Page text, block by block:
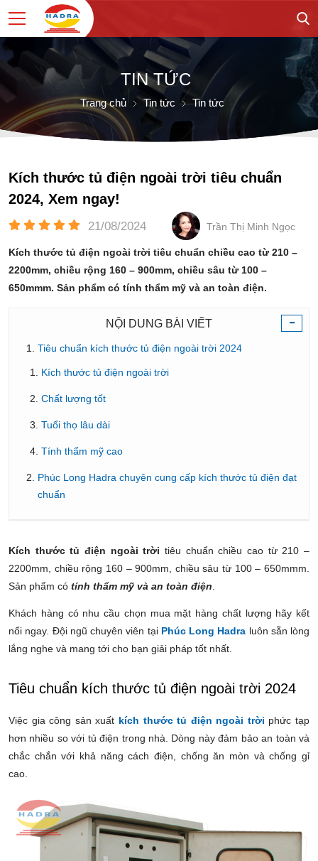
TIN TỨC
Trang chủ Tin tức Tin tức
Kích thước tủ điện ngoài trời tiêu chuẩn
2024, Xem ngay!
21/08/2024 Trần Thị Minh Ngọc
Kích thước tủ điện ngoài trời tiêu chuẩn chiều cao từ 210 –
2200mm, chiều rộng 160 – 900mm, chiều sâu từ 100 –
650mmm. Sản phẩm có tính thẩm mỹ và an toàn điện.
-
NỘI DUNG BÀI VIẾT
Tiêu chuẩn kích thước tủ điện ngoài trời 2024
Kích thước tủ điện ngoài trời
Chất lượng tốt
Tuổi thọ lâu dài
Tính thẩm mỹ cao
Phúc Long Hadra chuyên cung cấp kích thước tủ điện đạt
chuẩn
Kích thước tủ điện ngoài trời tiêu chuẩn chiều cao từ 210 –
2200mm, chiều rộng 160 – 900mm, chiều sâu từ 100 – 650mmm.
Sản phẩm có tính thẩm mỹ và an toàn điện
Khách hàng có nhu cầu chọn mua mặt hàng chất lượng hãy kết
nối ngay. Đội ngũ chuyên viên tại Phúc Long Hadra luôn sẵn lòng
lắng nghe và mang tới cho bạn giải pháp tốt nhất.
Tiêu chuẩn kích thước tủ điện ngoài trời 2024
Việc gia công sản xuất kích thước tủ điện ngoài trời phức tạp
hơn nhiều so với tủ điện trong nhà. Dòng này đảm bảoan toàn và
chắc chắn với khả năng cách điện, chống ăn mòn và chống gỉ
cao.